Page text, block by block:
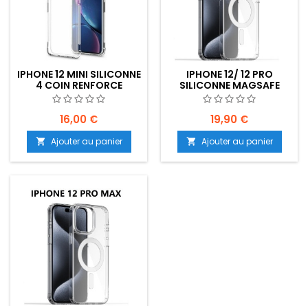
IPHONE 12 MINI SILICONNE
4 COIN RENFORCE
TRANSPARENT -
EMPLACEMENT: Z02-
B60-E05
16,00 €
 Ajouter au panier
IPHONE 12/ 12 PRO
SILICONNE MAGSAFE
TRANSPARENT -
EMPLACEMENT: Z02-
B60-E05
19,90 €
 Ajouter au panier